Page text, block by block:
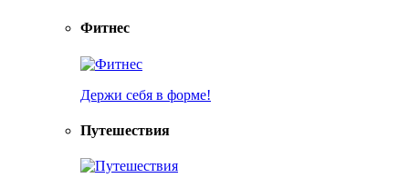
Фитнес
Держи себя в форме!
Путешествия